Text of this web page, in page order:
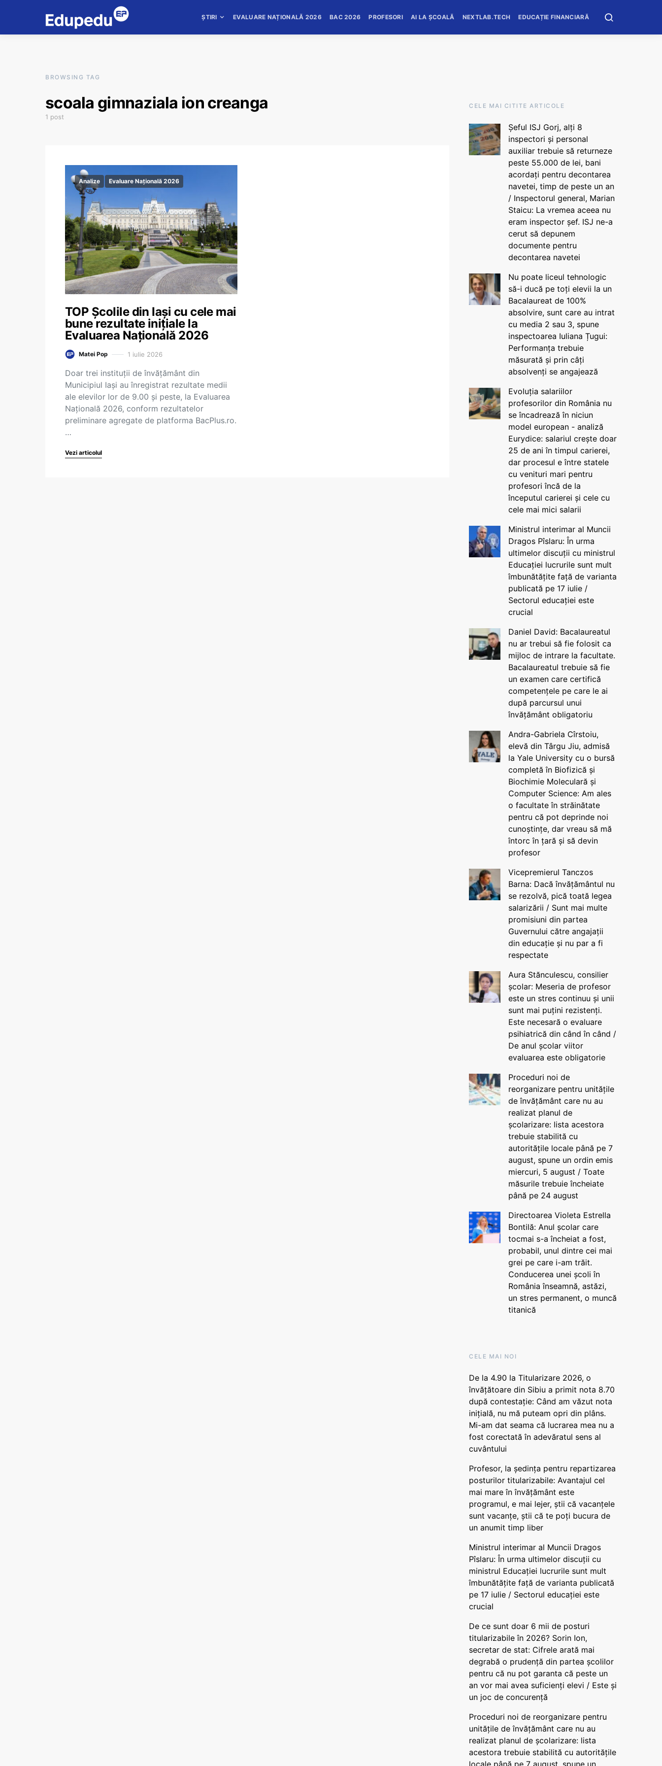
ȘTIRI EVALUARE NAȚIONALĂ 2026 BAC 2026 PROFESORI AI LA ȘCOALĂ NEXTLAB.TECH EDUCAȚIE FINANCIARĂ
BROWSING TAG
scoala gimnaziala ion creanga
1 post
Analize Evaluare Națională 2026
TOP Școlile din Iași cu cele mai
bune rezultate inițiale la
Evaluarea Națională 2026
Matei Pop 1 iulie 2026
Doar trei instituții de învățământ din
Municipiul Iași au înregistrat rezultate medii
ale elevilor lor de 9.00 și peste, la Evaluarea
Națională 2026, conform rezultatelor
preliminare agregate de platforma BacPlus.ro.
…
Vezi articolul
CELE MAI CITITE ARTICOLE
Șeful ISJ Gorj, alți 8
inspectori și personal
auxiliar trebuie să returneze
peste 55.000 de lei, bani
acordați pentru decontarea
navetei, timp de peste un an
/ Inspectorul general, Marian
Staicu: La vremea aceea nu
eram inspector șef. ISJ ne-a
cerut să depunem
documente pentru
decontarea navetei
Nu poate liceul tehnologic
să-i ducă pe toți elevii la un
Bacalaureat de 100%
absolvire, sunt care au intrat
cu media 2 sau 3, spune
inspectoarea Iuliana Țugui:
Performanța trebuie
măsurată și prin câți
absolvenți se angajează
Evoluția salariilor
profesorilor din România nu
se încadrează în niciun
model european - analiză
Eurydice: salariul crește doar
25 de ani în timpul carierei,
dar procesul e între statele
cu venituri mari pentru
profesori încă de la
începutul carierei și cele cu
cele mai mici salarii
Ministrul interimar al Muncii
Dragos Pîslaru: În urma
ultimelor discuții cu ministrul
Educației lucrurile sunt mult
îmbunătățite față de varianta
publicată pe 17 iulie /
Sectorul educației este
crucial
Daniel David: Bacalaureatul
nu ar trebui să fie folosit ca
mijloc de intrare la facultate.
Bacalaureatul trebuie să fie
un examen care certifică
competențele pe care le ai
după parcursul unui
învățământ obligatoriu
Andra-Gabriela Cîrstoiu,
elevă din Târgu Jiu, admisă
la Yale University cu o bursă
completă în Biofizică și
Biochimie Moleculară și
Computer Science: Am ales
o facultate în străinătate
pentru că pot deprinde noi
cunoștințe, dar vreau să mă
întorc în țară și să devin
profesor
Vicepremierul Tanczos
Barna: Dacă învățământul nu
se rezolvă, pică toată legea
salarizării / Sunt mai multe
promisiuni din partea
Guvernului către angajații
din educație și nu par a fi
respectate
Aura Stănculescu, consilier
școlar: Meseria de profesor
este un stres continuu și unii
sunt mai puțini rezistenți.
Este necesară o evaluare
psihiatrică din când în când /
De anul școlar viitor
evaluarea este obligatorie
Proceduri noi de
reorganizare pentru unitățile
de învățământ care nu au
realizat planul de
școlarizare: lista acestora
trebuie stabilită cu
autoritățile locale până pe 7
august, spune un ordin emis
miercuri, 5 august / Toate
măsurile trebuie încheiate
până pe 24 august
Directoarea Violeta Estrella
Bontilă: Anul școlar care
tocmai s-a încheiat a fost,
probabil, unul dintre cei mai
grei pe care i-am trăit.
Conducerea unei școli în
România înseamnă, astăzi,
un stres permanent, o muncă
titanică
CELE MAI NOI
De la 4.90 la Titularizare 2026, o
învățătoare din Sibiu a primit nota 8.70
după contestație: Când am văzut nota
inițială, nu mă puteam opri din plâns.
Mi-am dat seama că lucrarea mea nu a
fost corectată în adevăratul sens al
cuvântului
Profesor, la ședința pentru repartizarea
posturilor titularizabile: Avantajul cel
mai mare în învățământ este
programul, e mai lejer, știi că vacanțele
sunt vacanţe, știi că te poți bucura de
un anumit timp liber
Ministrul interimar al Muncii Dragos
Pîslaru: În urma ultimelor discuții cu
ministrul Educației lucrurile sunt mult
îmbunătățite față de varianta publicată
pe 17 iulie / Sectorul educației este
crucial
De ce sunt doar 6 mii de posturi
titularizabile în 2026? Sorin Ion,
secretar de stat: Cifrele arată mai
degrabă o prudență din partea școlilor
pentru că nu pot garanta că peste un
an vor mai avea suficienți elevi / Este și
un joc de concurență
Proceduri noi de reorganizare pentru
unitățile de învățământ care nu au
realizat planul de școlarizare: lista
acestora trebuie stabilită cu autoritățile
locale până pe 7 august, spune un